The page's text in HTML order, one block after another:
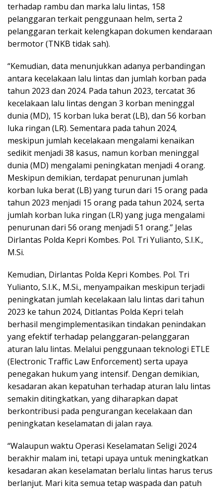
terhadap rambu dan marka lalu lintas, 158
pelanggaran terkait penggunaan helm, serta 2
pelanggaran terkait kelengkapan dokumen kendaraan
bermotor (TNKB tidak sah).
“Kemudian, data menunjukkan adanya perbandingan
antara kecelakaan lalu lintas dan jumlah korban pada
tahun 2023 dan 2024. Pada tahun 2023, tercatat 36
kecelakaan lalu lintas dengan 3 korban meninggal
dunia (MD), 15 korban luka berat (LB), dan 56 korban
luka ringan (LR). Sementara pada tahun 2024,
meskipun jumlah kecelakaan mengalami kenaikan
sedikit menjadi 38 kasus, namun korban meninggal
dunia (MD) mengalami peningkatan menjadi 4 orang.
Meskipun demikian, terdapat penurunan jumlah
korban luka berat (LB) yang turun dari 15 orang pada
tahun 2023 menjadi 15 orang pada tahun 2024, serta
jumlah korban luka ringan (LR) yang juga mengalami
penurunan dari 56 orang menjadi 51 orang.” Jelas
Dirlantas Polda Kepri Kombes. Pol. Tri Yulianto, S.I.K.,
M.Si.
Kemudian, Dirlantas Polda Kepri Kombes. Pol. Tri
Yulianto, S.I.K., M.Si., menyampaikan meskipun terjadi
peningkatan jumlah kecelakaan lalu lintas dari tahun
2023 ke tahun 2024, Ditlantas Polda Kepri telah
berhasil mengimplementasikan tindakan penindakan
yang efektif terhadap pelanggaran-pelanggaran
aturan lalu lintas. Melalui penggunaan teknologi ETLE
(Electronic Traffic Law Enforcement) serta upaya
penegakan hukum yang intensif. Dengan demikian,
kesadaran akan kepatuhan terhadap aturan lalu lintas
semakin ditingkatkan, yang diharapkan dapat
berkontribusi pada pengurangan kecelakaan dan
peningkatan keselamatan di jalan raya.
“Walaupun waktu Operasi Keselamatan Seligi 2024
berakhir malam ini, tetapi upaya untuk meningkatkan
kesadaran akan keselamatan berlalu lintas harus terus
berlanjut. Mari kita semua tetap waspada dan patuh